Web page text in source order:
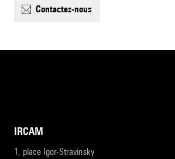
contactez-nous
IRCAM
1, place Igor-Stravinsky